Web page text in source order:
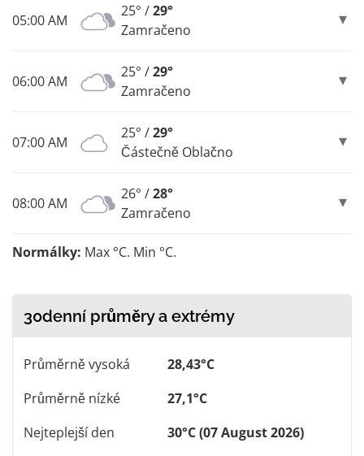
05:00 AM
25° /29°
Zamračeno
06:00 AM
25° /29°
Zamračeno
07:00 AM
25° /29°
Částečně Oblačno
08:00 AM
26° /28°
Zamračeno
Normálky: Max °C. Min °C.
30denní průměry a extrémy
Průměrně vysoká
28,43°C
Průměrně nízké
27,1°C
Nejteplejší den
30°C (07 August 2026)